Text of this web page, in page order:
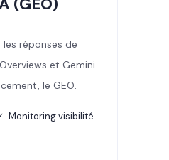
réponses de
et Gemini.
le GEO.
Monitoring visibilité